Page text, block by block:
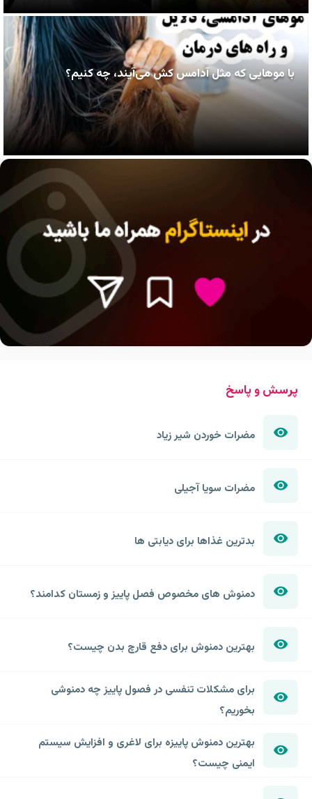
با موهایی که مثل آدامس کش می‌آیند، چه کنیم؟
پرسش و پاسخ
مضرات خوردن شیر زیاد
مضرات سویا آجیلی
بدترین غذاها برای دیابتی ها
دمنوش های مخصوص فصل پاییز و زمستان کدامند؟
بهترین دمنوش برای دفع قارچ بدن چیست؟
برای مشکلات تنفسی در فصول پاییز چه دمنوشی
بخوریم؟
بهترین دمنوش پاییزه برای لاغری و افزایش سیستم
ایمنی چیست؟